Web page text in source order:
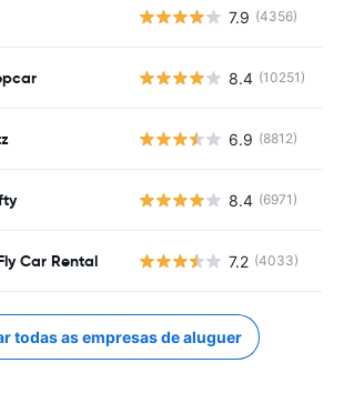
7.9 (4356)
8.4 (10251)
6.9 (8812)
8.4 (6971)
Car Rental 7.2 (4033)
todas as empresas de aluguer